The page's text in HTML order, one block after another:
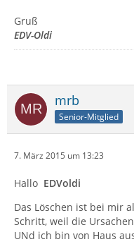
Gruß
EDV-Oldi
mrb
Senior-Mitglied
7. März 2015 um 13:23
Hallo EDVoldi
Das Löschen ist bei mir
Schritt, weil die
UNd ich bin von Haus